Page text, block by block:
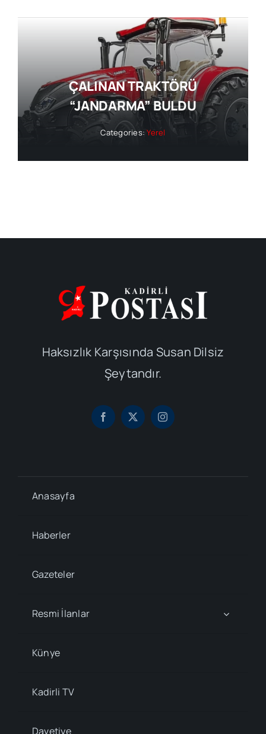
ÇALINAN TRAKTÖRÜ
“JANDARMA” BULDU
Categories:Yerel
Haksızlık Karşısında Susan Dilsiz
Şeytandır.
Anasayfa
Haberler
Gazeteler
Resmi İlanlar
Künye
Kadirli TV
Davetiye